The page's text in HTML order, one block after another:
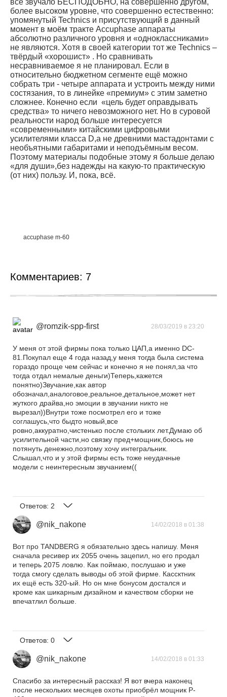
всё звучало БЕСПОДОБНО, на совершенно другом,
более высоком уровне, что совершенно естественно:
упомянутый Technics и присутствующий в данный
момент в моём тракте Accuphase аппараты
абсолютно различного уровня и «одноклассниками»
не являются. Хотя в своей категории тот же Technics –
твёрдый «хорошист» . Но сравнивать
несравниваемое я не планировал. Если в
относительно бюджетном сегменте ещё можно
собрать три - четыре аппарата и устроить между ними
состязания, то в линейке «премиум» с этим заметно
сложнее. Конечно если «цель будет оправдывать
средства» то ничего невозможного нет. Но в суровой
реальности народ больше интересуется
«современными» китайскими цифровыми
усилителями класса D,а не древними мастадонтами с
необъятными габаритами и неподъёмным весом.
Поэтому материалы подобные этому я больше делаю
«для души»,без надежды на какую-то практическую
(от них) пользу. И, пока, всё.
accuphase m-60
Комментариев: 7
@romzik-spp-first 28/03/2019 в 23:20
У меня от этой фирмы пока только ЦАП,а именно DC-
81.Покупал еще 4 года назад,у меня тогда была система
гораздо проще чем сейчас и конечно я не понял,за что
тогда отдал немалые деньги)Теперь,кажется
понятно)Звучание,как автор
обозначал,аналоговое,реальное,детальное,может нет
жуткого драйва,но эмоции в звучании никто не
вырезал))Внутри тоже посмотрел его и тоже
соглашусь,что быдто новый,все
ровно,аккуратно,чистенько после стольких лет.Думаю об
усилительной части,но связку пред+мощник,боюсь не
потянуть денежно,поэтому хочу интегральник.
Слышал,что и у этой фирмы есть тоже неудачные
модели с неинтересным звучанием((
Ответов: 2
@nik_nakone 14/02/2018 в 01:38
Вот про TANDBERG я обязательно здесь напишу. Меня
сначала ресивер их 2055 очень зацепил, но его продал
и теперь 2075 ловлю. Как поймаю, послушаю и уже
тогда смогу сделать выводы об этой фирме. Кассктник
их ещё есть 320-ый. Но он мне бонусом достался и
кроме как шикарным дизайном и качеством сборки не
впечатлил больше.
Ответов: 0
@nik_nakone 14/02/2018 в 01:33
Спасибо за интересный рассказ! Я вот вчера наконец
после нескольких месяцев охоты приобрёл мощник P-